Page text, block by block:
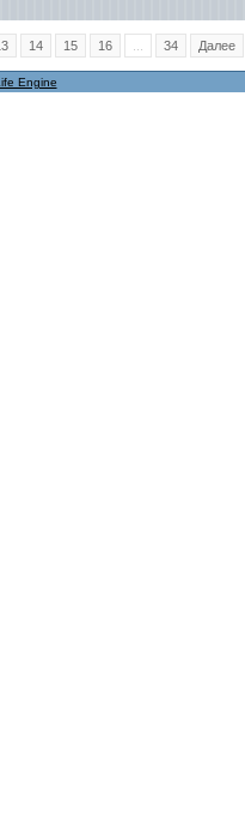
14 15 16 34 Далее
Engine